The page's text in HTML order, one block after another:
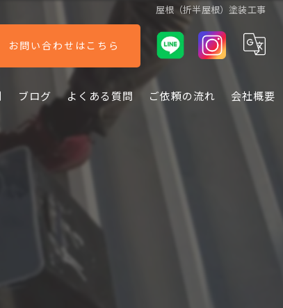
屋根（折半屋根）塗装工事
お問い合わせはこちら
ブログ よくある質問 ご依頼の流れ 会社概要